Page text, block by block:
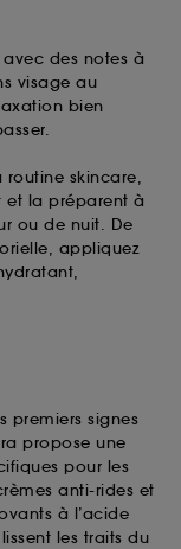
des notes à
visage au
bien
skincare,
et la préparent à
ou de nuit. De
appliquez
premiers signes
propose une
pour les
anti-rides et
à l’acide
les traits du